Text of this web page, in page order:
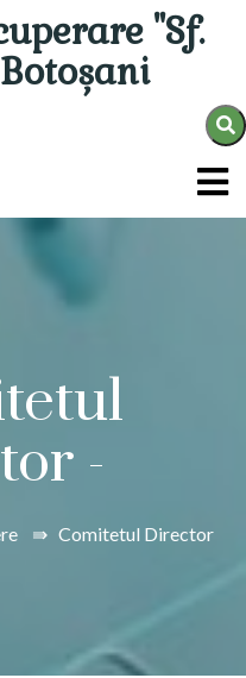
"Sf.
-
⇛ Comitetul Director